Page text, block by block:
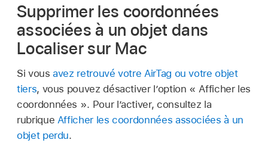
Supprimer les coordonnées
associées à un objet dans
Localiser sur Mac
Si vousavez retrouvé votre AirTag ou votre objet
tiers, vous pouvez désactiver l’option « Afficher les
coordonnées ». Pour l’activer, consultez la
rubrique Afficher les coordonnées associées à un
objet perdu.